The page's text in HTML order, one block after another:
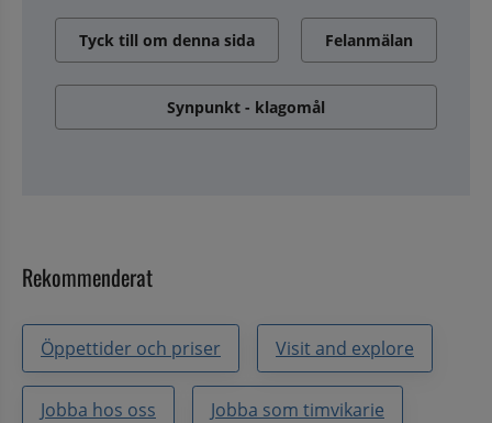
Tyck till om denna sida Felanmälan
Synpunkt - klagomål
Rekommenderat
Öppettider och priser Visit and explore
Jobba hos oss Jobba som timvikarie